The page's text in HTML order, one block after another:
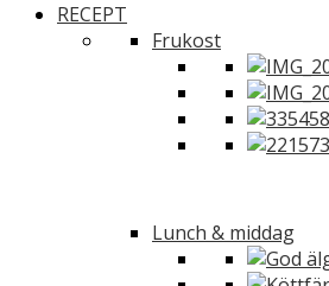
RECEPT
Frukost
Lunch & middag